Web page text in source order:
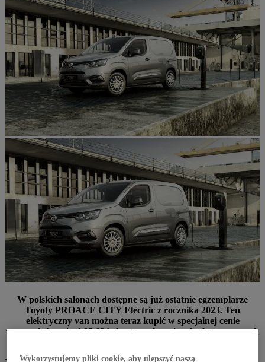
W polskich salonach dostępne są już ostatnie egzemplarze
Toyoty PROACE CITY Electric z rocznika 2023. Ten
elektryczny van można teraz kupić w specjalnej cenie
wyprzedażowej od 85 624 zł netto, włączając dopłatę w ramach
Wykorzystujemy pliki cookie, aby ulepszyć naszą